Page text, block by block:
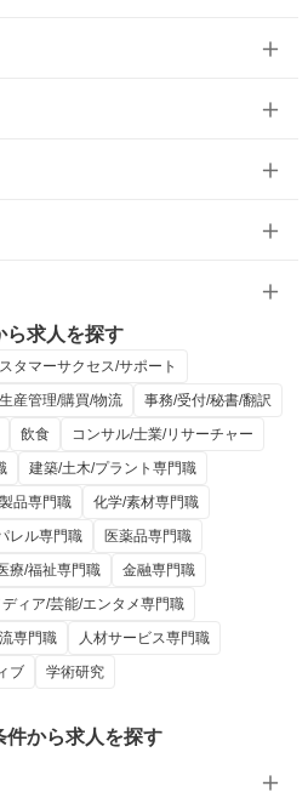
ら求人を探す
タマーサクセス/サポート
産管理/購買/物流
事務/受付/秘書/翻訳
飲食
コンサル/士業/リサーチャー
建築/土木/プラント専門職
品専門職
化学/素材専門職
レル専門職
医薬品専門職
療/福祉専門職
金融専門職
ィア/芸能/エンタメ専門職
専門職
人材サービス専門職
ブ
学術研究
件から求人を探す